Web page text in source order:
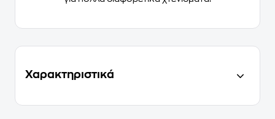
Χαρακτηριστικά